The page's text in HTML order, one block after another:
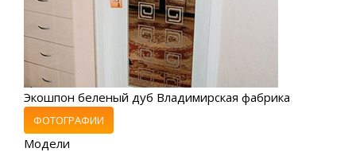
Экошпон беленый дуб Владимирская фабрика
ФОТОГРАФИИ
Модели